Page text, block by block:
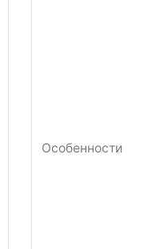
Особенности